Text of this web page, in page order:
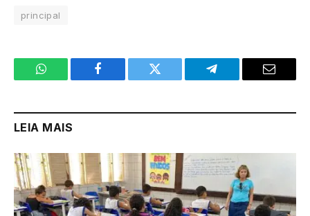
principal
WhatsApp Facebook Twitter Telegram Email
LEIA MAIS